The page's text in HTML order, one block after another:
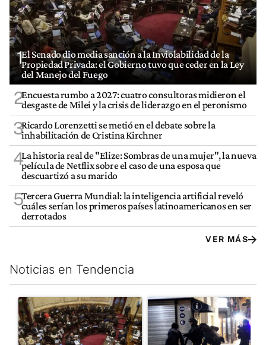
1El Senado dio media sanción a la Inviolabilidad de la
Propiedad Privada: el Gobierno tuvo que ceder en la Ley
del Manejo del Fuego
2Encuesta rumbo a 2027: cuatro consultoras midieron el
desgaste de Milei y la crisis de liderazgo en el peronismo
3Ricardo Lorenzetti se metió en el debate sobre la
inhabilitación de Cristina Kirchner
4La historia real de "Elize: Sombras de una mujer", la nueva
película de Netflix sobre el caso de una esposa que
descuartizó a su marido
5Tercera Guerra Mundial: la inteligencia artificial reveló
cuáles serían los primeros países latinoamericanos en ser
derrotados
VER MÁS
Noticias en Tendencia
Este listado muestra los artículos con más comentarios en los
Un artículo de tendencia con el título "El Senado dio media
Un artículo de tendencia con